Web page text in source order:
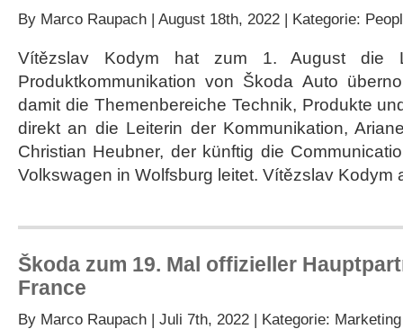
By Marco Raupach | August 18th, 2022 | Kategorie:
Vítězslav Kodym hat zum 1. August die
Produktkommunikation von Škoda Auto
damit die Themenbereiche Technik, Produkte
direkt an die Leiterin der Kommunikation,
Christian Heubner, der künftig die
Volkswagen in Wolfsburg leitet. Vítězslav
Škoda zum 19. Mal offizieller
France
By Marco Raupach | Juli 7th, 2022 | Kategorie: Marketing